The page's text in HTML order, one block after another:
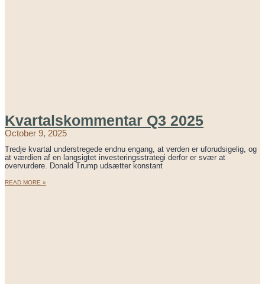
Kvartalskommentar Q3 2025
October 9, 2025
Tredje kvartal understregede endnu engang, at verden er uforudsigelig, og
at værdien af en langsigtet investeringsstrategi derfor er svær at
overvurdere. Donald Trump udsætter konstant
READ MORE »